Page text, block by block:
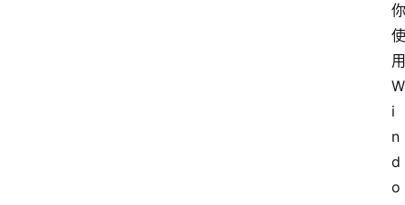
你
使
用
W
i
n
d
o